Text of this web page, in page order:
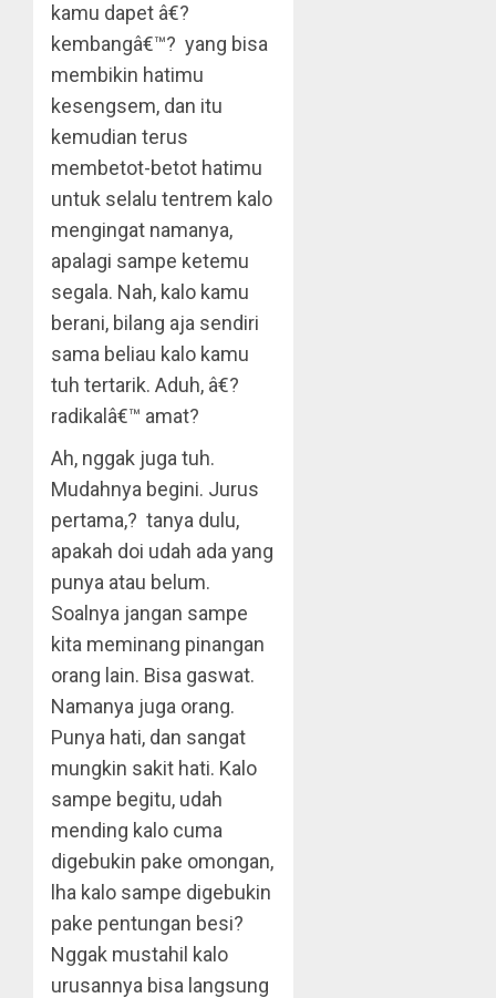
kamu dapet â€?
kembangâ€™? yang bisa
membikin hatimu
kesengsem, dan itu
kemudian terus
membetot-betot hatimu
untuk selalu tentrem kalo
mengingat namanya,
apalagi sampe ketemu
segala. Nah, kalo kamu
berani, bilang aja sendiri
sama beliau kalo kamu
tuh tertarik. Aduh, â€?
radikalâ€™ amat?
Ah, nggak juga tuh.
Mudahnya begini. Jurus
pertama,? tanya dulu,
apakah doi udah ada yang
punya atau belum.
Soalnya jangan sampe
kita meminang pinangan
orang lain. Bisa gaswat.
Namanya juga orang.
Punya hati, dan sangat
mungkin sakit hati. Kalo
sampe begitu, udah
mending kalo cuma
digebukin pake omongan,
lha kalo sampe digebukin
pake pentungan besi?
Nggak mustahil kalo
urusannya bisa langsung